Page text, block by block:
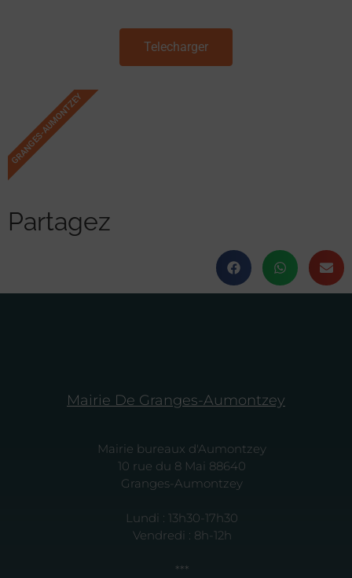
Telecharger
GRANGES-AUMONTZEY
Partagez
Mairie De Granges-Aumontzey
Mairie bureaux d'Aumontzey
10 rue du 8 Mai 88640
Granges-Aumontzey
Lundi : 13h30-17h30
Vendredi : 8h-12h
***